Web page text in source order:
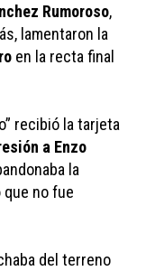
Rumoroso,
en la recta final
recibió la tarjeta
a Enzo
la
que no fue
del terreno